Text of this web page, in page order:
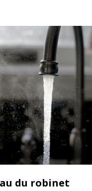
du robinet